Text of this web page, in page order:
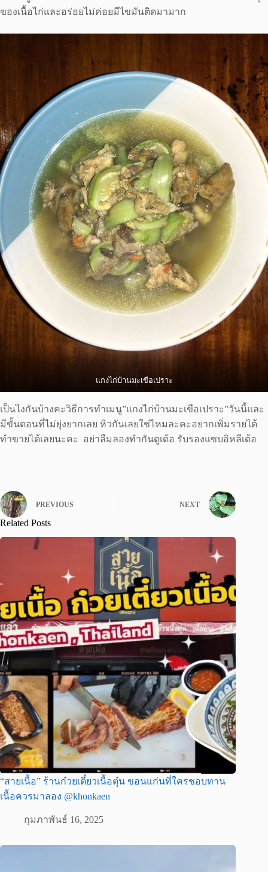
ของเนื้อไก่และอร่อยไม่ค่อยมีไขมันติดมามาก
แกงไก่บ้านมะเขือเปราะ
เป็นไงกันบ้างคะวิธีการทำเมนู”แกงไก่บ้านมะเขือเปราะ”วันนี้และ
มีขั้นตอนที่ไม่ยุ่งยากเลย หิวกันเลยใช่ไหมละคะอยากเพิ่มรายได้
ทำขายได้เลยนะคะ อย่าลืมลองทำกันดูเด้อ รับรองแซบอิหลีเด้อ
PREVIOUS NEXT
Related Posts
“สายเนื้อ” ร้านก๋วยเตี๋ยวเนื้อตุ๋น ขอนแก่นที่ใครชอบทาน
เนื้อควรมาลอง @khonkaen
กุมภาพันธ์ 16, 2025